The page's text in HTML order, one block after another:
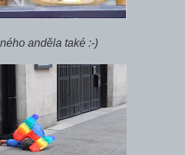
anděla také :-)